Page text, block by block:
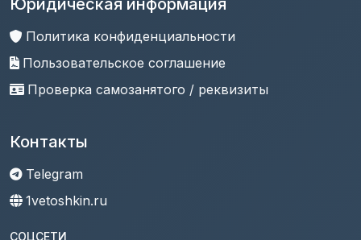
Юридическая информация
Политика конфиденциальности
Пользовательское соглашение
Проверка самозанятого / реквизиты
Контакты
Telegram
1vetoshkin.ru
СОЦСЕТИ